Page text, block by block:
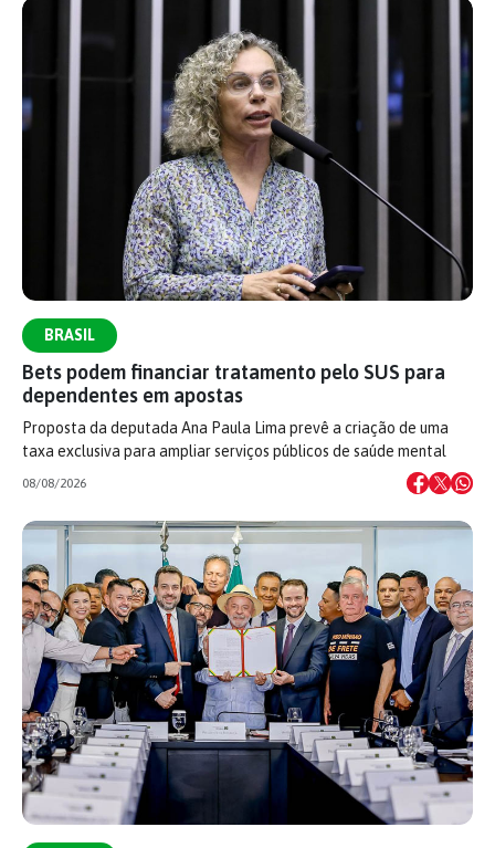
BRASIL
Bets podem financiar tratamento pelo SUS para
dependentes em apostas
Proposta da deputada Ana Paula Lima prevê a criação de uma
taxa exclusiva para ampliar serviços públicos de saúde mental
08/08/2026